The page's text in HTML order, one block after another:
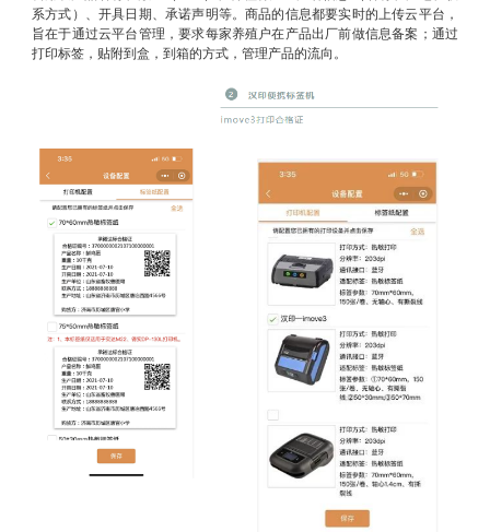
系方式）、开具日期、承诺声明等。商品的信息都要实时的上传云平台，
旨在于通过云平台管理，要求每家养殖户在产品出厂前做信息备案；通过
打印标签，贴附到盒，到箱的方式，管理产品的流向。